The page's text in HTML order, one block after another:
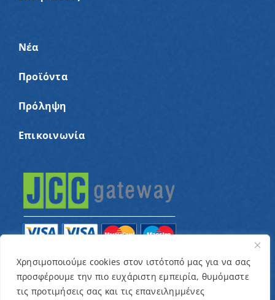
Χρησιμοποιούμε cookies στον ιστότοπό μας για να σας
προσφέρουμε την πιο ευχάριστη εμπειρία, θυμόμαστε
τις προτιμήσεις σας και τις επανειλημμένες
Νέα
Προϊόντα
Πρόληψη
Επικοινωνία
© Copyright 2022 – Παγκύπριος Σύνδεσμος για